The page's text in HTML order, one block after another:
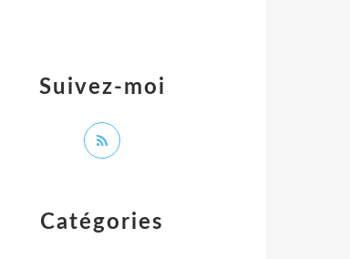
Catégories
Suivez-moi